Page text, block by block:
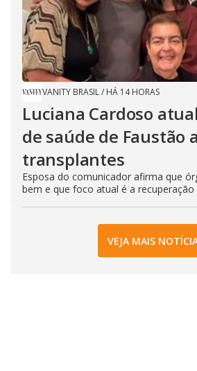
VANITY BRASIL/ HÁ 14 HORAS
Luciana Cardoso
de saúde de Faustão
transplantes
Esposa do comunicador afirma que
bem e que foco atual é a
VEJA MAIS